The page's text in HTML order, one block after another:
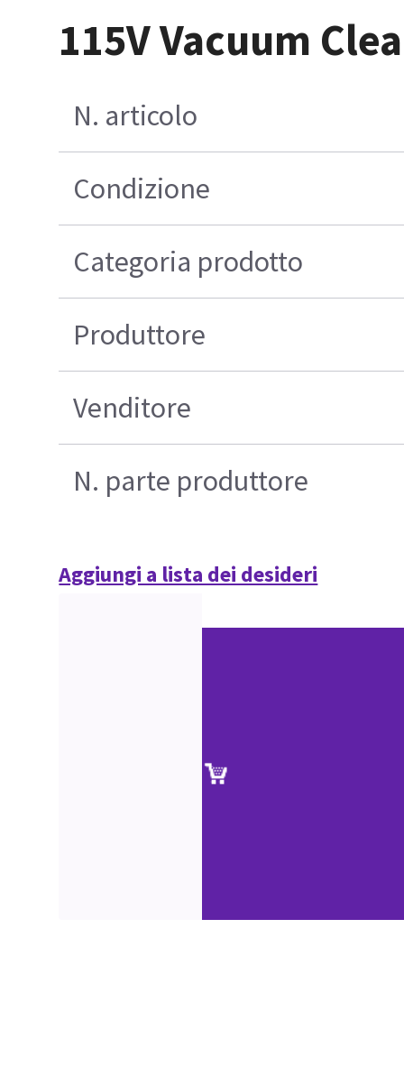
115V Vacuum
N. articolo
Condizione
Categoria prodotto
Produttore
Venditore
N. parte produttore
Aggiungi a lista dei desideri